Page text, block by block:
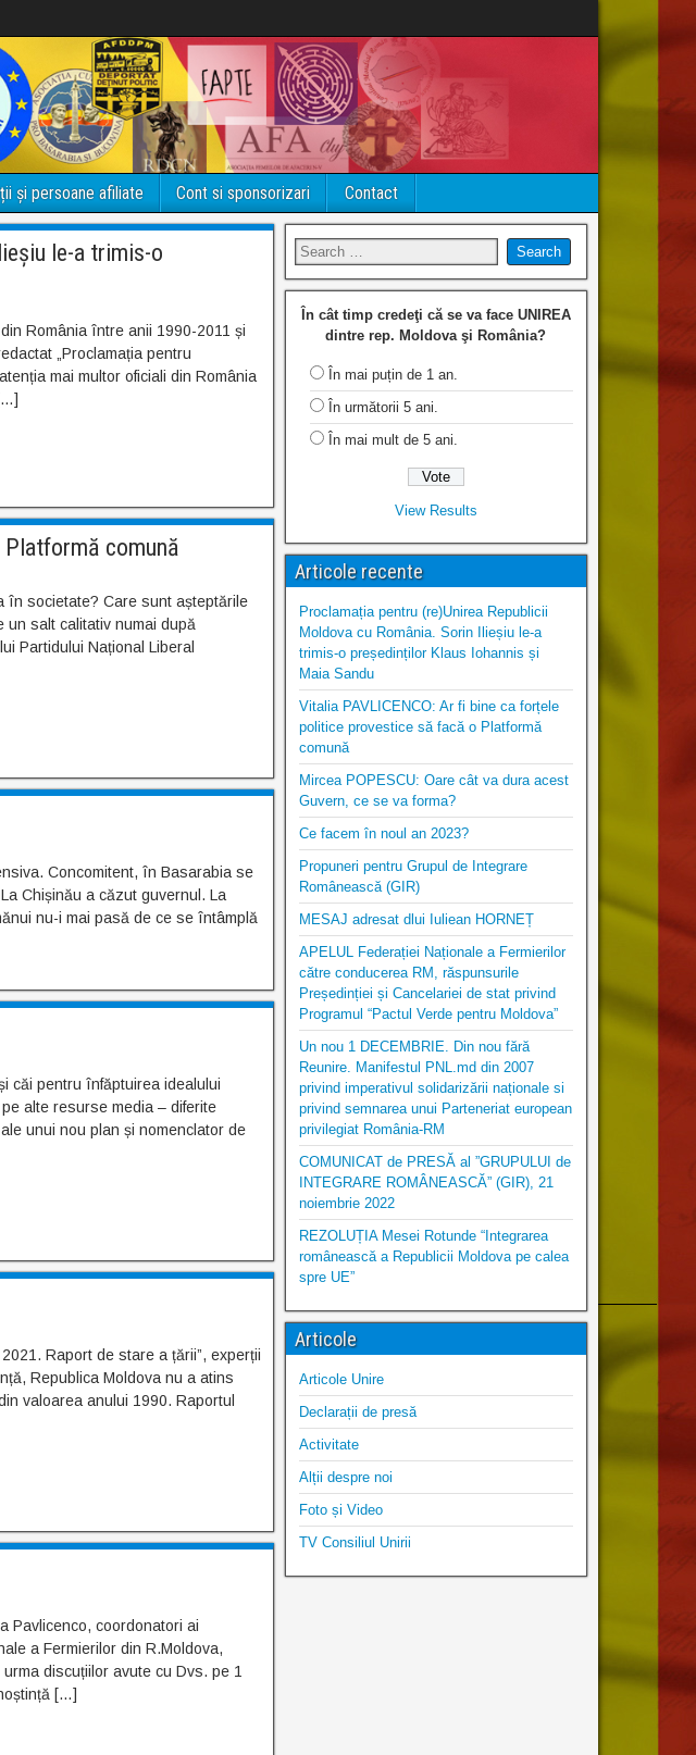
și persoane afiliate Cont si sponsorizari Contact
le-a trimis-o
România între anii 1990-2011 și
„Proclamația pentru
mai multor oficiali din România
comună
în societate? Care sunt așteptările
un salt calitativ numai după
Partidului Național Liberal
Concomitent, în Basarabia se
Chișinău a căzut guvernul. La
nu-i mai pasă de ce se întâmplă
căi pentru înfăptuirea idealului
alte resurse media – diferite
unui nou plan și nomenclator de
Raport de stare a țării”, experții
Republica Moldova nu a atins
valoarea anului 1990. Raportul
Pavlicenco, coordonatori ai
a Fermierilor din R.Moldova,
discuțiilor avute cu Dvs. pe 1
[…]
În cât timp credeţi că se va face UNIREA
dintre rep. Moldova şi România?
În mai puțin de 1 an.
În următorii 5 ani.
În mai mult de 5 ani.
View Results
Articole recente
Proclamația pentru (re)Unirea Republicii
Moldova cu România. Sorin Ilieșiu le-a
trimis-o președinților Klaus Iohannis și
Maia Sandu
Vitalia PAVLICENCO: Ar fi bine ca forțele
politice provestice să facă o Platformă
comună
Mircea POPESCU: Oare cât va dura acest
Guvern, ce se va forma?
Ce facem în noul an 2023?
Propuneri pentru Grupul de Integrare
Românească (GIR)
MESAJ adresat dlui Iuliean HORNEȚ
APELUL Federației Naționale a Fermierilor
către conducerea RM, răspunsurile
Președinției și Cancelariei de stat privind
Programul “Pactul Verde pentru Moldova”
Un nou 1 DECEMBRIE. Din nou fără
Reunire. Manifestul PNL.md din 2007
privind imperativul solidarizării naționale si
privind semnarea unui Parteneriat european
privilegiat România-RM
COMUNICAT de PRESĂ al ”GRUPULUI de
INTEGRARE ROMÂNEASCĂ” (GIR), 21
noiembrie 2022
REZOLUȚIA Mesei Rotunde “Integrarea
românească a Republicii Moldova pe calea
spre UE”
Articole
Articole Unire
Declarații de presă
Activitate
Alții despre noi
Foto și Video
TV Consiliul Unirii